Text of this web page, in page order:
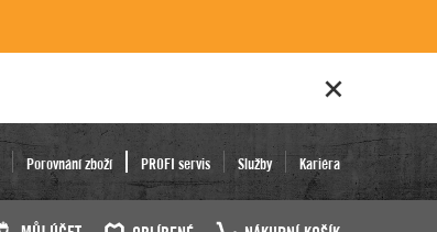
Porovnání zboží PROFI servis Služby Kariéra